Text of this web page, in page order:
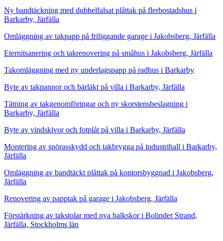
Ny bandtäckning med dubbelfalsat plåttak på flerbostadshus i
Barkarby, Järfälla
Omläggning av takpapp på friliggande garage i Jakobsberg, Järfälla
Eternitsanering och takrenovering på småhus i Jakobsberg, Järfälla
Takomläggning med ny underlagspapp på radhus i Barkarby
Byte av takpannor och bärläkt på villa i Barkarby, Järfälla
Tätning av takgenomföringar och ny skorstensbeslagning i
Barkarby, Järfälla
Byte av vindskivor och fotplåt på villa i Barkarby, Järfälla
Montering av snörasskydd och takbrygga på industrihall i Barkarby,
Järfälla
Omläggning av bandtäckt plåttak på kontorsbyggnad i Jakobsberg,
Järfälla
Renovering av papptak på garage i Jakobsberg, Järfälla
Förstärkning av takstolar med nya balkskor i Bolinder Strand,
Järfälla, Stockholms län